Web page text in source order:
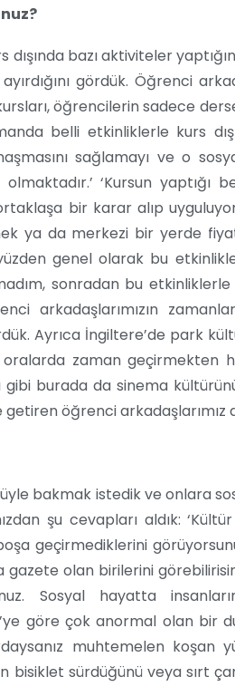
bazı aktiviteler
gördük. Öğrenci
öğrencilerin sadece
belli etkinliklerle kurs
sağlamayı ve o
‘Kursun yaptığı
bir karar alıp
ya da merkezi bir yerde fiyat
genel olarak bu
sonradan bu etkinliklerle
arkadaşlarımızın
Ayrıca İngiltere’de park
zaman geçirmekten
gibi burada da sinema
öğrenci arkadaşlarımız
bakmak istedik ve onlara
şu cevapları aldık:
geçirmediklerini
olan birilerini
Sosyal hayatta
göre çok anormal olan bir
muhtemelen
bisiklet sürdüğünü veya sırt